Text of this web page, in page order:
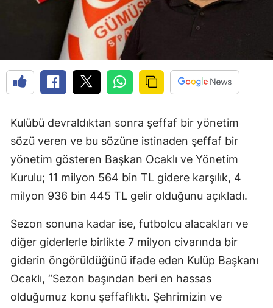
Gaziantep
Giresun
Gümüşhane
Hakkari
Isparta
Mersin
İstanbul
İzmir
Kars
Kulübü devraldıktan sonra şeffaf bir yönetim
sözü veren ve bu sözüne istinaden şeffaf bir
yönetim gösteren Başkan Ocaklı ve Yönetim
Kurulu; 11 milyon 564 bin TL gidere karşılık, 4
milyon 936 bin 445 TL gelir olduğunu açıkladı.
Sezon sonuna kadar ise, futbolcu alacakları ve
diğer giderlerle birlikte 7 milyon civarında bir
giderin öngörüldüğünü ifade eden Kulüp Başkanı
Ocaklı, “Sezon başından beri en hassas
olduğumuz konu şeffaflıktı. Şehrimizin ve